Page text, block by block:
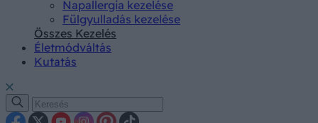
Napallergia kezelése
Fülgyulladás kezelése
Összes Kezelés
Életmódváltás
Kutatás